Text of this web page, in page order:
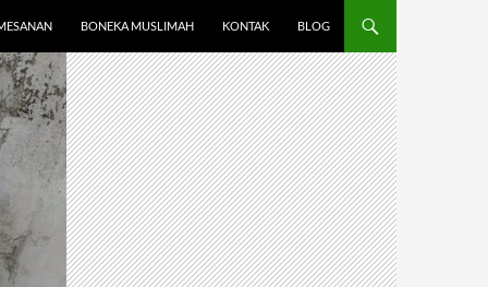
BONEKA MUSLIMAH KONTAK BLOG